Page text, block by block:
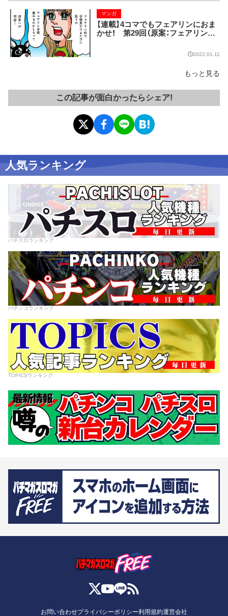
【連載】4コマでもフェアリンにおま
かせ！ 第29回（原案：フェアリン
マンガ
2022.01.11
もっと見る
この記事が面白かったらシェア!
人気ランキング
パチスロランキング
パチンコランキング
TOPICSランキング
お問い合わせプライバシーポリシー利用規約運営会社